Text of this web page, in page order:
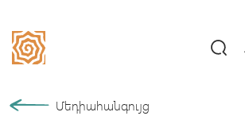
Մեր պատմությունը
Մեդիահանգույց